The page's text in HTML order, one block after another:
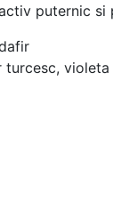
puternic
turcesc, violeta